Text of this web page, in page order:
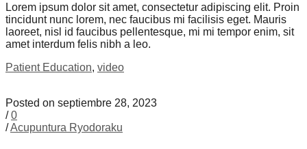
Lorem ipsum dolor sit amet, consectetur adipiscing elit. Proin
tincidunt nunc lorem, nec faucibus mi facilisis eget. Mauris
laoreet, nisl id faucibus pellentesque, mi mi tempor enim, sit
amet interdum felis nibh a leo.
Patient Education, video
Posted on septiembre 28, 2023
/0
/Acupuntura Ryodoraku